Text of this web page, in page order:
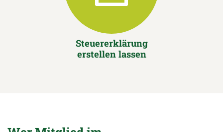
Steuererklärung
erstellen lassen